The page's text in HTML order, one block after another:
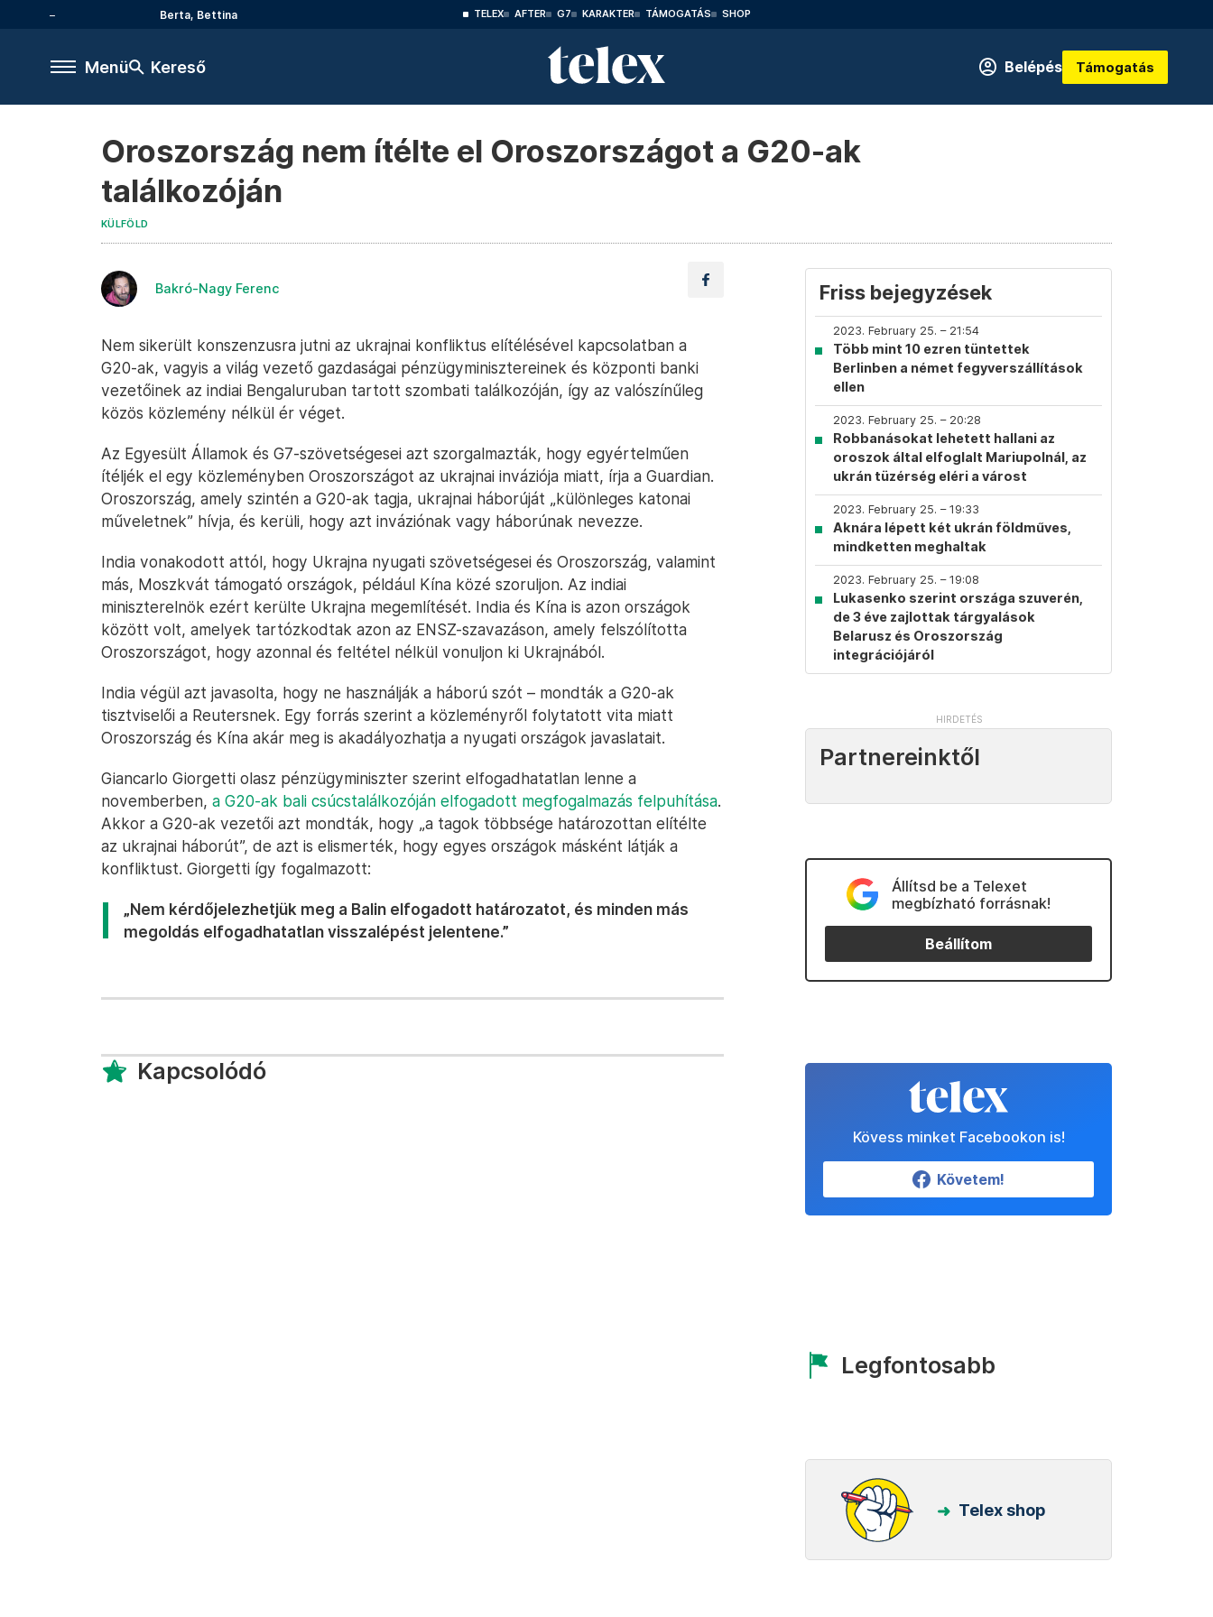
Berta, Bettina TELEX AFTER G7 KARAKTER TÁMOGATÁS SHOP
Menü Kereső Belépés Támogatás
Oroszország nem ítélte el Oroszországot a G20-ak
találkozóján
KÜLFÖLD
Bakró-Nagy Ferenc
Nem sikerült konszenzusra jutni az ukrajnai konfliktus elítélésével kapcsolatban a
G20-ak, vagyis a világ vezető gazdaságai pénzügyminisztereinek és központi banki
vezetőinek az indiai Bengaluruban tartott szombati találkozóján, így az valószínűleg
közös közlemény nélkül ér véget.
Az Egyesült Államok és G7-szövetségesei azt szorgalmazták, hogy egyértelműen
ítéljék el egy közleményben Oroszországot az ukrajnai inváziója miatt, írja a Guardian.
Oroszország, amely szintén a G20-ak tagja, ukrajnai háborúját „különleges katonai
műveletnek” hívja, és kerüli, hogy azt inváziónak vagy háborúnak nevezze.
India vonakodott attól, hogy Ukrajna nyugati szövetségesei és Oroszország, valamint
más, Moszkvát támogató országok, például Kína közé szoruljon. Az indiai
miniszterelnök ezért kerülte Ukrajna megemlítését. India és Kína is azon országok
között volt, amelyek tartózkodtak azon az ENSZ-szavazáson, amely felszólította
Oroszországot, hogy azonnal és feltétel nélkül vonuljon ki Ukrajnából.
India végül azt javasolta, hogy ne használják a háború szót – mondták a G20-ak
tisztviselői a Reutersnek. Egy forrás szerint a közleményről folytatott vita miatt
Oroszország és Kína akár meg is akadályozhatja a nyugati országok javaslatait.
Giancarlo Giorgetti olasz pénzügyminiszter szerint elfogadhatatlan lenne a
novemberben, a G20-ak bali csúcstalálkozóján elfogadott megfogalmazás felpuhítása.
Akkor a G20-ak vezetői azt mondták, hogy „a tagok többsége határozottan elítélte
az ukrajnai háborút”, de azt is elismerték, hogy egyes országok másként látják a
konfliktust. Giorgetti így fogalmazott:
„Nem kérdőjelezhetjük meg a Balin elfogadott határozatot, és minden más
megoldás elfogadhatatlan visszalépést jelentene.”
Kapcsolódó
Friss bejegyzések
2023. February 25. – 21:54
Több mint 10 ezren tüntettek
Berlinben a német fegyverszállítások
ellen
2023. February 25. – 20:28
Robbanásokat lehetett hallani az
oroszok által elfoglalt Mariupolnál, az
ukrán tüzérség eléri a várost
2023. February 25. – 19:33
Aknára lépett két ukrán földműves,
mindketten meghaltak
2023. February 25. – 19:08
Lukasenko szerint országa szuverén,
de 3 éve zajlottak tárgyalások
Belarusz és Oroszország
integrációjáról
Partnereinktől
Állítsd be a Telexet
megbízható forrásnak!
Beállítom
Kövess minket Facebookon is!
Követem!
Legfontosabb
Telex shop